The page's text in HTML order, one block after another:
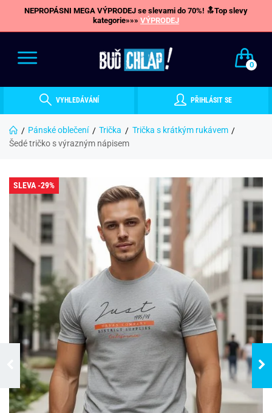
NEPROPÁSNI MEGA VÝPRODEJ se slevami do 70%! 🔝Top slevy
kategorie»»» VÝPRODEJ
0
VYHLEDÁVÁNÍ PŘIHLÁSIT SE
Pánské oblečení Trička
Trička s krátkým rukávem
Šedé tričko s výrazným nápisem
SLEVA -29%